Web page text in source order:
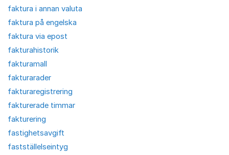
faktura i annan valuta
faktura på engelska
faktura via epost
fakturahistorik
fakturamall
fakturarader
fakturaregistrering
fakturerade timmar
fakturering
fastighetsavgift
fastställelseintyg